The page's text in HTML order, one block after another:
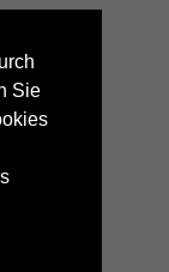
Sie